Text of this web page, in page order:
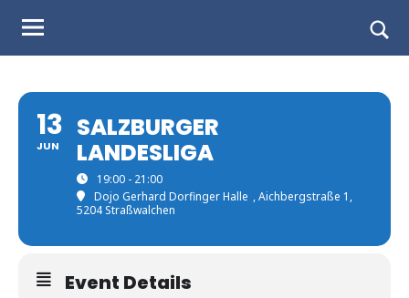
Judo
Landesverband
Salzburg
form
13
JUN
SALZBURGER
LANDESLIGA
19:00 - 21:00
Dojo Gerhard Dorfinger Halle , Aichbergstraße 1,
5204 Straßwalchen
Event Details